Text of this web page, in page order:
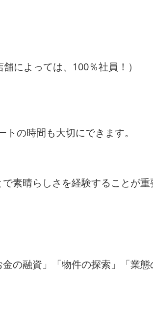
によっては、100％社員！）
の時間も大切にできます。
素晴らしさを経験することが
の融資」「物件の探索」「業態